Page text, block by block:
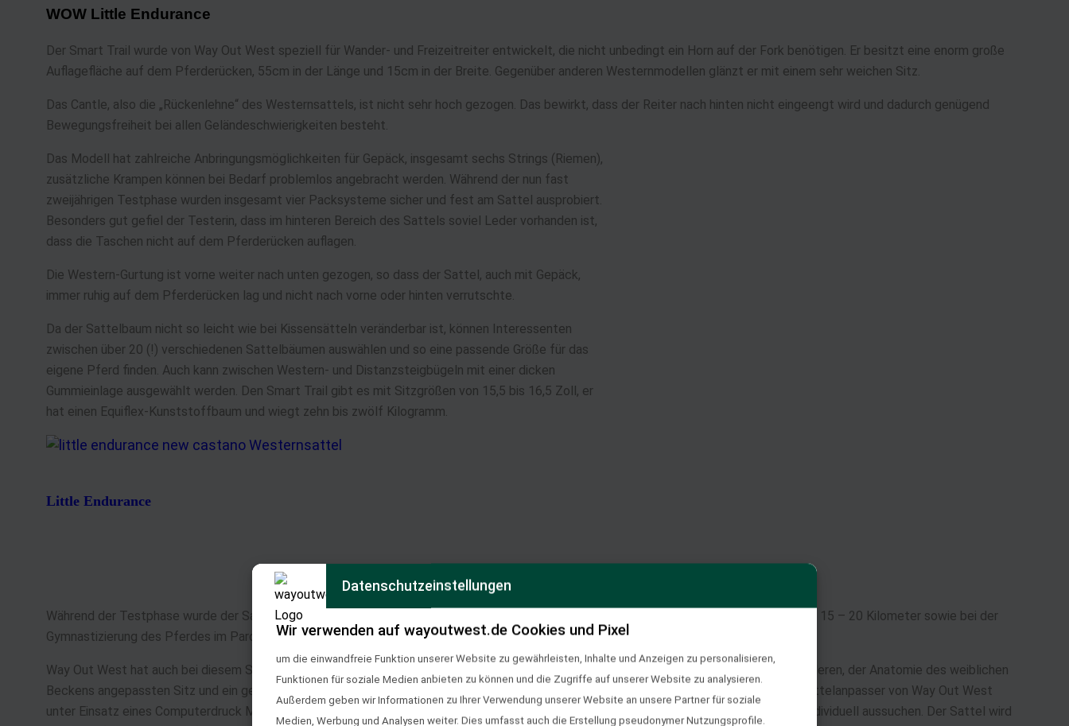
WOW Little Endurance
Der Smart Trail wurde von Way Out West speziell für Wander- und Freizeitreiter entwickelt, die nicht unbedingt ein Horn auf der Fork benötigen. Er besitzt eine enorm große
Auflagefläche auf dem Pferderücken, 55cm in der Länge und 15cm in der Breite. Gegenüber anderen Westernmodellen glänzt er mit einem sehr weichen Sitz.
Das Cantle, also die „Rückenlehne“ des Westernsattels, ist nicht sehr hoch gezogen. Das bewirkt, dass der Reiter nach hinten nicht eingeengt wird und dadurch genügend
Bewegungsfreiheit bei allen Geländeschwierigkeiten besteht.
Das Modell hat zahlreiche Anbringungsmöglichkeiten für Gepäck, insgesamt sechs Strings (Riemen),
zusätzliche Krampen können bei Bedarf problemlos angebracht werden. Während der nun fast
zweijährigen Testphase wurden insgesamt vier Packsysteme sicher und fest am Sattel ausprobiert.
Besonders gut gefiel der Testerin, dass im hinteren Bereich des Sattels soviel Leder vorhanden ist,
dass die Taschen nicht auf dem Pferderücken auflagen.
Die Western-Gurtung ist vorne weiter nach unten gezogen, so dass der Sattel, auch mit Gepäck,
immer ruhig auf dem Pferderücken lag und nicht nach vorne oder hinten verrutschte.
Da der Sattelbaum nicht so leicht wie bei Kissensätteln veränderbar ist, können Interessenten
zwischen über 20 (!) verschiedenen Sattelbäumen auswählen und so eine passende Größe für das
eigene Pferd finden. Auch kann zwischen Western- und Distanzsteigbügeln mit einer dicken
Gummieinlage ausgewählt werden. Den Smart Trail gibt es mit Sitzgrößen von 15,5 bis 16,5 Zoll, er
hat einen Equiflex-Kunststoffbaum und wiegt zehn bis zwölf Kilogramm.
Little Endurance
Während der Testphase wurde der Sattel im Rahmen von Wanderritten bis zu 10 Tagen, täglichen Trainings- und Konditionierungsritte über 15 – 20 Kilometer sowie bei der
Gymnastizierung des Pferdes im Parcours eingesetzt. Für Westernturniere ist er nicht zugelassen, da dass Horn fehlt.
Way Out West hat auch bei diesem Sattel sein „Ladies Konzept“ umgesetzt. Der Ladies Little Endurance zeichnet sich durch einen schmaleren, der Anatomie des weiblichen
Beckens angepassten Sitz und ein geringeres Gewicht aus. Bei der Sattelanprobe vor Ort, die von einem der osteopathisch geschulten Sattelanpasser von Way Out West
unter Einsatz eines Computerdruck Messgerätes durchgeführt wird, kann man sich dann Farbe, Punzierung und Ausstattung des Sattels individuell aussuchen. Der Sattel wird
Datenschutzeinstellungen
Wir verwenden auf wayoutwest.de Cookies und Pixel
um die einwandfreie Funktion unserer Website zu gewährleisten, Inhalte und Anzeigen zu personalisieren,
Funktionen für soziale Medien anbieten zu können und die Zugriffe auf unserer Website zu analysieren.
Außerdem geben wir Informationen zu Ihrer Verwendung unserer Website an unsere Partner für soziale
Medien, Werbung und Analysen weiter. Dies umfasst auch die Erstellung pseudonymer Nutzungsprofile.